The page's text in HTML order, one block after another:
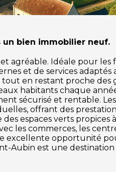
un bien immobilier neuf.
agréable. Idéale pour les
et de services adaptés
en restant proche des
habitants chaque
sécurisé et rentable.
offrant des
espaces verts
les commerces, les
excellente opportunité
Aubin est une